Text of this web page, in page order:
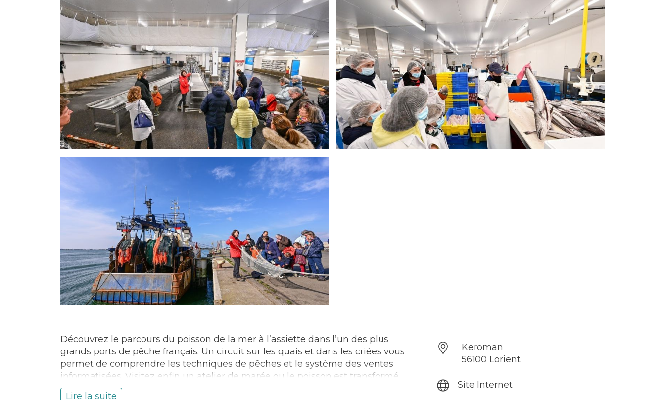
Découvrez le parcours du poisson de la mer à l’assiette dans l’un des plus
grands ports de pêche français. Un circuit sur les quais et dans les criées vous
permet de comprendre les techniques de pêches et le système des ventes
informatisées. Visitez enfin un atelier de marée ou le poisson est transformé
avant d’être expédié.
Lire la suite
Keroman
56100 Lorient
Site Internet